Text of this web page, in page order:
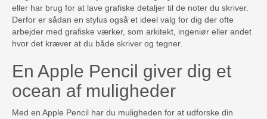
eller har brug for at lave grafiske detaljer til de noter du skriver.
Derfor er sådan en stylus også et ideel valg for dig der ofte
arbejder med grafiske værker, som arkitekt, ingeniør eller andet
hvor det kræver at du både skriver og tegner.
En Apple Pencil giver dig et
ocean af muligheder
Med en Apple Pencil har du muligheden for at udforske din